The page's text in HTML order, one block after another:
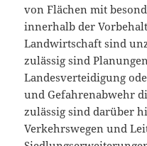
von Flächen mit
innerhalb der
Landwirtschaft sind
zulässig sind
Landesverteidigung
und Gefahrenabwehr
zulässig sind darüber
Verkehrswegen und